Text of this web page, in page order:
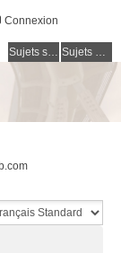
Connexion
Sujets sans réponse Sujets actifs